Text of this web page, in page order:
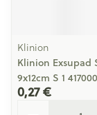
Klinion
Klinion Exsupad
9x12cm S 1
0,27 €